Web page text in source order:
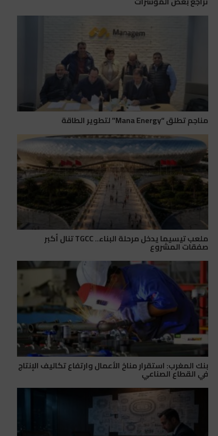
مناجم تطلق “Mana Energy” لتطوير الطاقة
ملعب تيسيما يدخل مرحلة البناء.. TGCC تنال أكبر
صفقات المشروع
بنك المغرب: استقرار مناخ الأعمال وارتفاع تكاليف الإنتاج
في القطاع الصناعي